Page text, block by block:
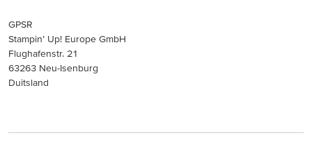
GPSR
Stampin’ Up! Europe GmbH
Flughafenstr. 21
63263 Neu-Isenburg
Duitsland